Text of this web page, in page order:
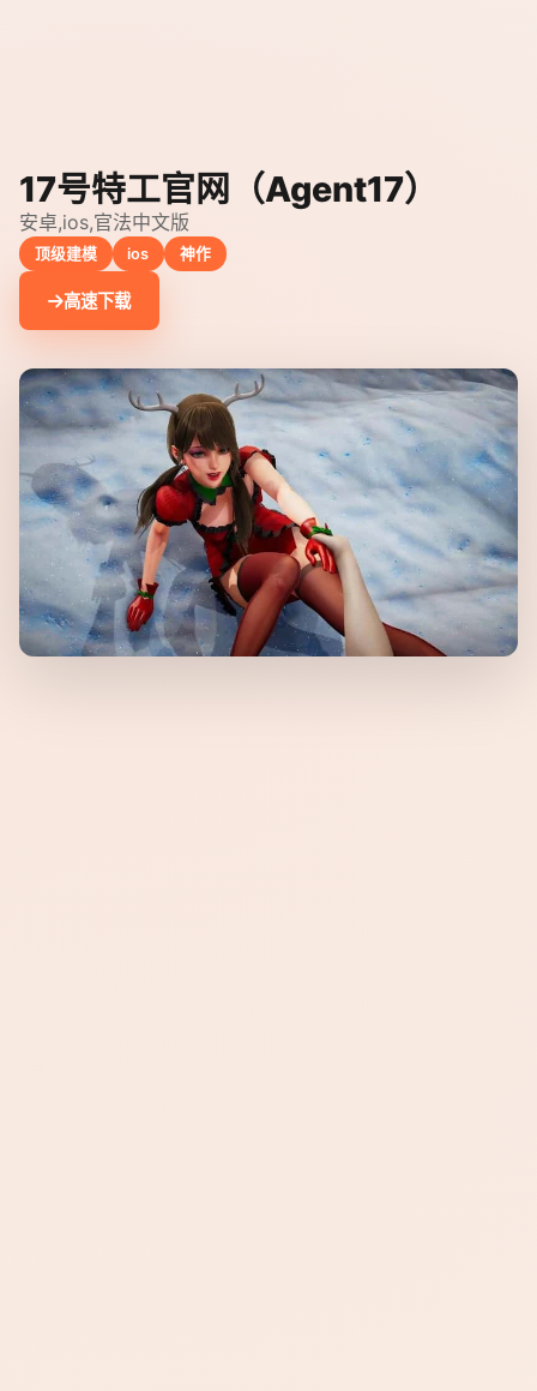
17号特工官网（Agent17）
安卓,ios,官法中文版
顶级建模 ios 神作
高速下载